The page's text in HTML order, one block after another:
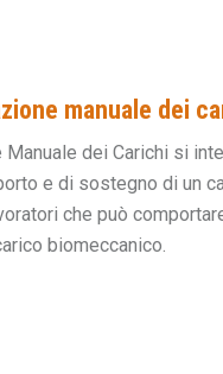
manuale dei
dei Carichi si
e di sostegno di un
che può
biomeccanico.